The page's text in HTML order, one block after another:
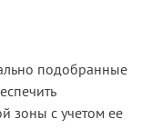
подобранные
зоны с учетом ее